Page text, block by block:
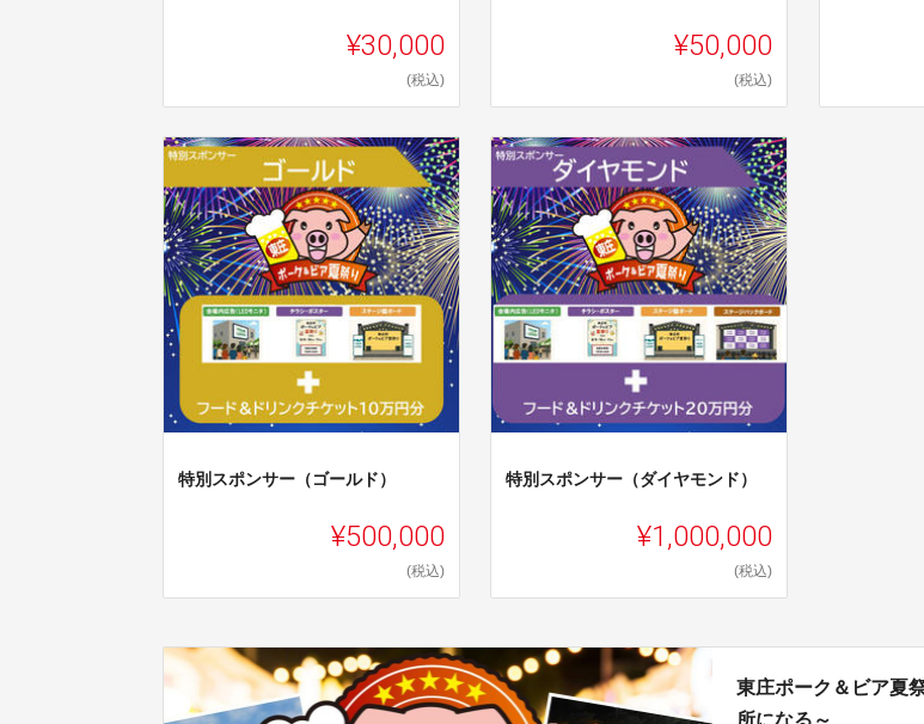
¥30,000
(税込)
¥50,000
(税込)
特別スポンサー（ゴールド）
¥500,000
(税込)
特別スポンサー（ダイヤモンド）
¥1,000,000
(税込)
東庄ポーク＆ビア夏